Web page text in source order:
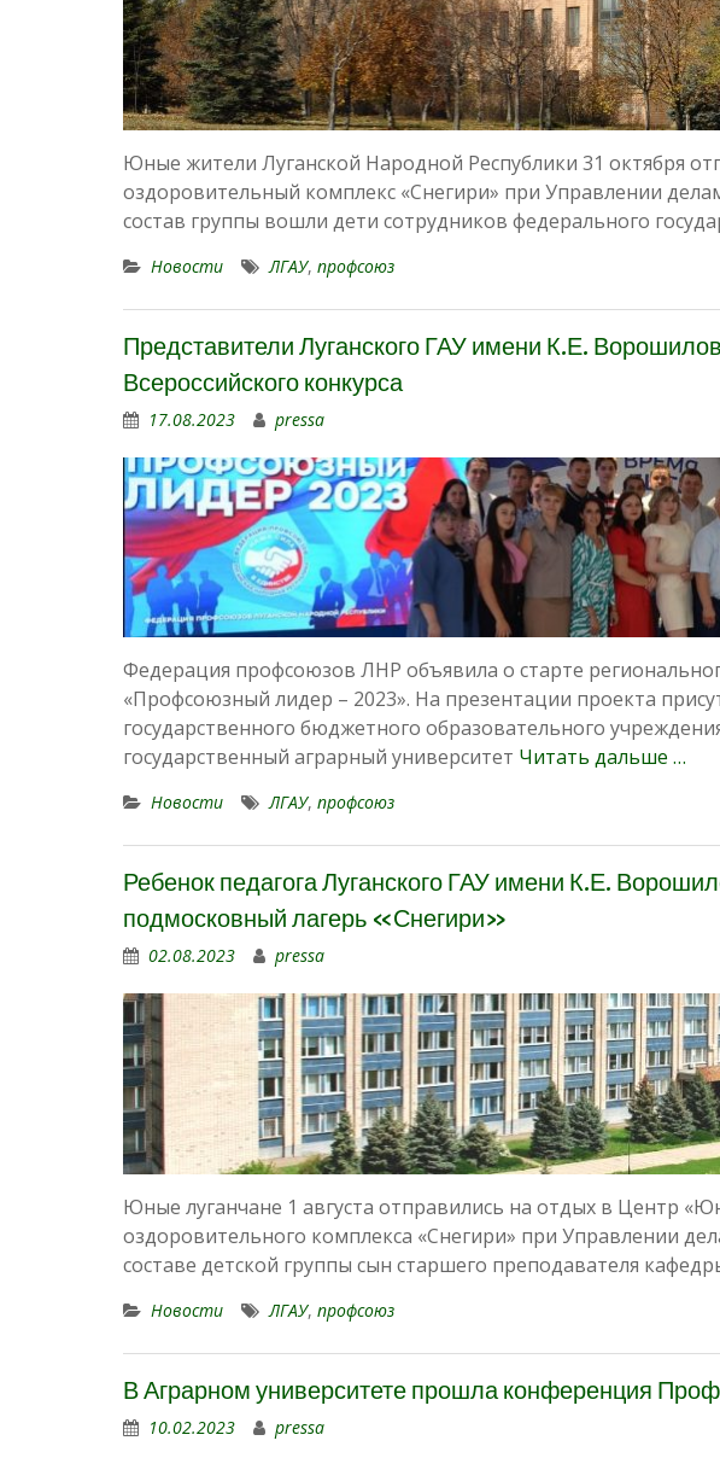
Юные жители Луганской Народной Республики 31 октября
оздоровительный комплекс «Снегири» при Управлении
состав группы вошли дети сотрудников федерального
Новости ЛГАУ, профсоюз
Представители Луганского ГАУ имени К.Е.
Всероссийского конкурса
17.08.2023 pressa
Федерация профсоюзов ЛНР объявила о старте
«Профсоюзный лидер – 2023». На презентации проекта
государственного бюджетного образовательного
государственный аграрный университет Читать дальше …
Новости ЛГАУ, профсоюз
Ребенок педагога Луганского ГАУ имени К.Е.
подмосковный лагерь «Снегири»
02.08.2023 pressa
Юные луганчане 1 августа отправились на отдых в Центр
оздоровительного комплекса «Снегири» при Управлении
составе детской группы сын старшего преподавателя
Новости ЛГАУ, профсоюз
В Аграрном университете прошла конференция
10.02.2023 pressa